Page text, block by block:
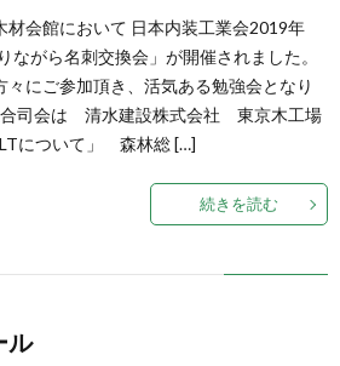
材会館において 日本内装工業会2019年
ながら名刺交換会」が開催されました。
にご参加頂き、活気ある勉強会となり
合司会は 清水建設株式会社 東京木工場
について」 森林総 […]
続きを読む
ル